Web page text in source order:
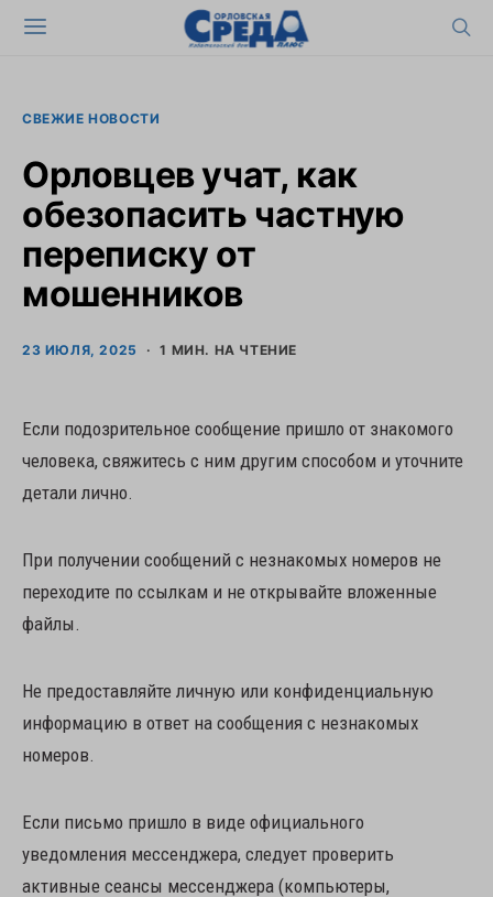
СВЕЖИЕ НОВОСТИ
Орловцев учат, как
обезопасить частную
переписку от
мошенников
23 ИЮЛЯ, 2025 1 МИН. НА ЧТЕНИЕ
Если подозрительное сообщение пришло от знакомого
человека, свяжитесь с ним другим способом и уточните
детали лично.
При получении сообщений с незнакомых номеров не
переходите по ссылкам и не открывайте вложенные
файлы.
Не предоставляйте личную или конфиденциальную
информацию в ответ на сообщения с незнакомых
номеров.
Если письмо пришло в виде официального
уведомления мессенджера, следует проверить
активные сеансы мессенджера (компьютеры,